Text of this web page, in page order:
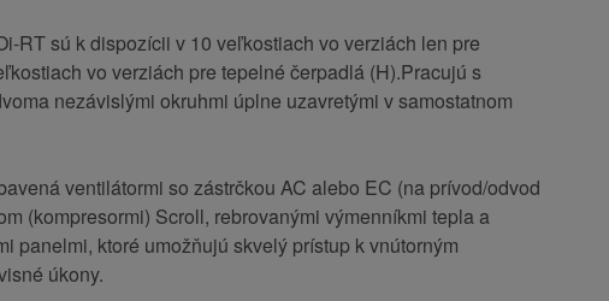
RT sú k dispozícii v 10 veľkostiach vo verziách len pre
vo verziách pre tepelné čerpadlá (H).Pracujú s
nezávislými okruhmi úplne uzavretými v samostatnom
ventilátormi so zástrčkou AC alebo EC (na prívod/odvod
(kompresormi) Scroll, rebrovanými výmenníkmi tepla a
panelmi, ktoré umožňujú skvelý prístup k vnútorným
úkony.